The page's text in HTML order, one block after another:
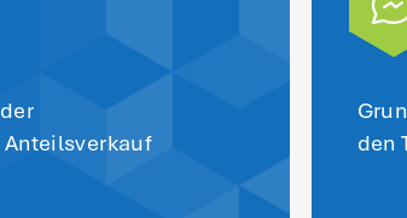
eines pensionierten
sie zum Streit mit dem
Finanzgericht beschritten